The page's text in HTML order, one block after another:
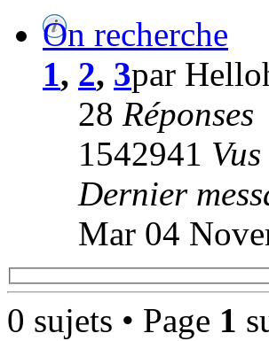
On recherche
1, 2, 3par
28 Réponses
1542941 Vus
Dernier
Mar 04
0 sujets • Page 1